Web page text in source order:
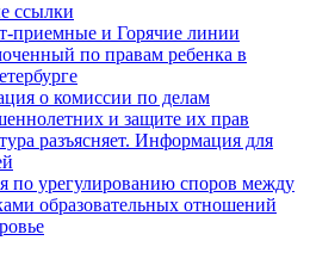
ссылки
приемные и Горячие линии
по правам ребенка в
о комиссии по делам
и защите их прав
разъясняет. Информация для
по урегулированию споров между
образовательных отношений